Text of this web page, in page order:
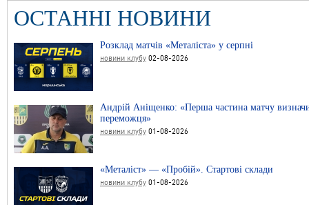
ОСТАННІ НОВИНИ
Розклад матчів «Металіста» у серпні
новини клубу 02-08-2026
Андрій Аніщенко: «Перша частина матчу
переможця»
новини клубу 01-08-2026
«Металіст» — «Пробій». Стартові склади
новини клубу 01-08-2026